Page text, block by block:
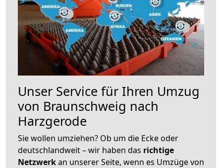
Unser Service für Ihren Umzug
von Braunschweig nach
Harzgerode
Sie wollen umziehen? Ob um die Ecke oder
deutschlandweit – wir haben das richtige
Netzwerkan unserer Seite, wenn es Umzüge von